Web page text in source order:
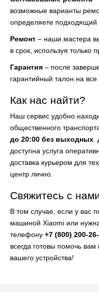
возможные варианты
определяете подходящий
Ремонт – наши мастера
в срок, используя только
Гарантия – после
гарантийный талон на
Как нас найти?
Наш сервис удобно
общественного
до 20:00 без выходных
доступна услуга
доставка курьером для
центр лично.
Свяжитесь с
В том случае, если у вас
машиной Xiaomi или
телефону +7 (800) 200-
всегда готовы помочь
вашего устройства!